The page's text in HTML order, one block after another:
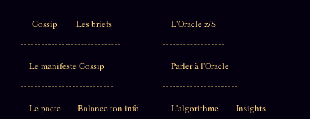
Gossip Les briefs
Le manifeste Gossip
Le pacte Balance ton info
L'Oracle z/S
Parler à l'Oracle
L'algorithme Insights